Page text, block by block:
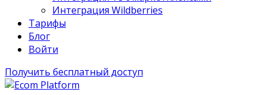
Интеграция Wildberries
Тарифы
Блог
Войти
Получить бесплатный доступ